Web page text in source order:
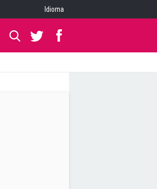
Idioma